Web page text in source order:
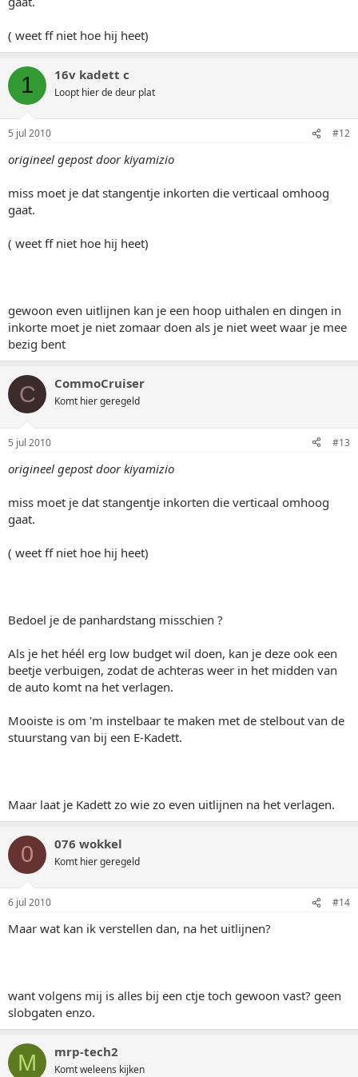
( weet ff niet hoe hij heet)
1 16v kadett c
Loopt hier de deur plat
5 jul 2010 #12
origineel gepost door kiyamizio
miss moet je dat stangentje inkorten die verticaal omhoog
gaat.
( weet ff niet hoe hij heet)
gewoon even uitlijnen kan je een hoop uithalen en dingen in
inkorte moet je niet zomaar doen als je niet weet waar je mee
bezig bent
C CommoCruiser
Komt hier geregeld
5 jul 2010 #13
origineel gepost door kiyamizio
miss moet je dat stangentje inkorten die verticaal omhoog
gaat.
( weet ff niet hoe hij heet)
Bedoel je de panhardstang misschien ?
Als je het héél erg low budget wil doen, kan je deze ook een
beetje verbuigen, zodat de achteras weer in het midden van
de auto komt na het verlagen.
Mooiste is om 'm instelbaar te maken met de stelbout van de
stuurstang van bij een E-Kadett.
Maar laat je Kadett zo wie zo even uitlijnen na het verlagen.
0 076 wokkel
Komt hier geregeld
6 jul 2010 #14
Maar wat kan ik verstellen dan, na het uitlijnen?
want volgens mij is alles bij een ctje toch gewoon vast? geen
slobgaten enzo.
M mrp-tech2
Komt weleens kijken